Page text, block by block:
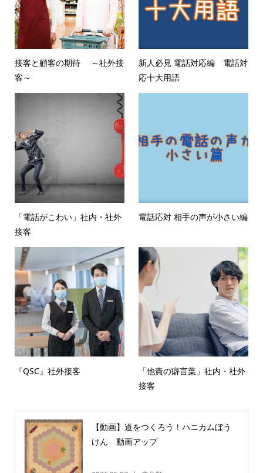
接客と顧客の期待 ～社外接
客～
新人必見 電話対応編 電話対
応十大用語
「電話がこわい」社内・社外
接客
電話応対 相手の声が小さい編
『QSC』社外接客
「他責の癖言葉」社内・社外
接客
【動画】道をつくろう！ハニカムぼう
けん 動画アップ